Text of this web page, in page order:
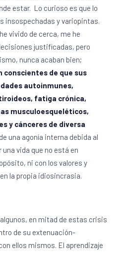
estar. Lo curioso es que lo
insospechadas y variopintas.
vivido de cerca, me he
justificadas, pero
nunca acaban bien;
conscientes de que sus
autoinmunes,
fatiga crónica,
musculoesqueléticos,
y cánceres de diversa
una agonía interna debida al
vida que no está en
ni con los valores y
la propia idiosincrasia.
en mitad de estas crisis
de su extenuación-
ellos mismos. El aprendizaje